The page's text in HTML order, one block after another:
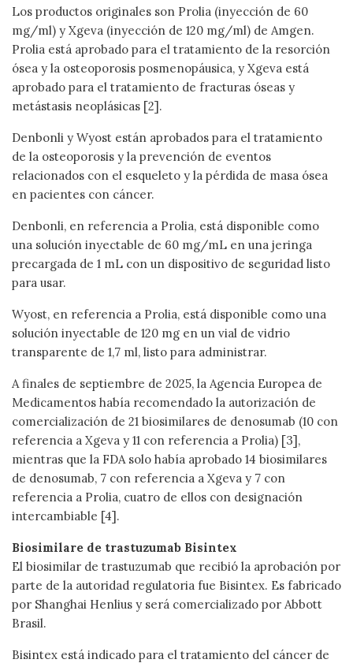
Los productos originales son Prolia (inyección de 60
mg/ml) y Xgeva (inyección de 120 mg/ml) de Amgen.
Prolia está aprobado para el tratamiento de la resorción
ósea y la osteoporosis posmenopáusica, y Xgeva está
aprobado para el tratamiento de fracturas óseas y
metástasis neoplásicas [2].
Denbonli y Wyost están aprobados para el tratamiento
de la osteoporosis y la prevención de eventos
relacionados con el esqueleto y la pérdida de masa ósea
en pacientes con cáncer.
Denbonli, en referencia a Prolia, está disponible como
una solución inyectable de 60 mg/mL en una jeringa
precargada de 1 mL con un dispositivo de seguridad listo
para usar.
Wyost, en referencia a Prolia, está disponible como una
solución inyectable de 120 mg en un vial de vidrio
transparente de 1,7 ml, listo para administrar.
A finales de septiembre de 2025, la Agencia Europea de
Medicamentos había recomendado la autorización de
comercialización de 21 biosimilares de denosumab (10 con
referencia a Xgeva y 11 con referencia a Prolia) [3],
mientras que la FDA solo había aprobado 14 biosimilares
de denosumab, 7 con referencia a Xgeva y 7 con
referencia a Prolia, cuatro de ellos con designación
intercambiable [4].
Biosimilare de trastuzumab Bisintex
El biosimilar de trastuzumab que recibió la aprobación por
parte de la autoridad regulatoria fue Bisintex. Es fabricado
por Shanghai Henlius y será comercializado por Abbott
Brasil.
Bisintex está indicado para el tratamiento del cáncer de